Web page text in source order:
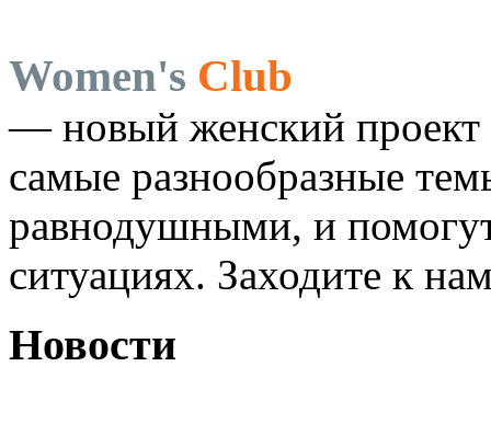
Women's Club
— новый женский проект
самые разнообразные
равнодушными, и
ситуациях. Заходите к
Новости